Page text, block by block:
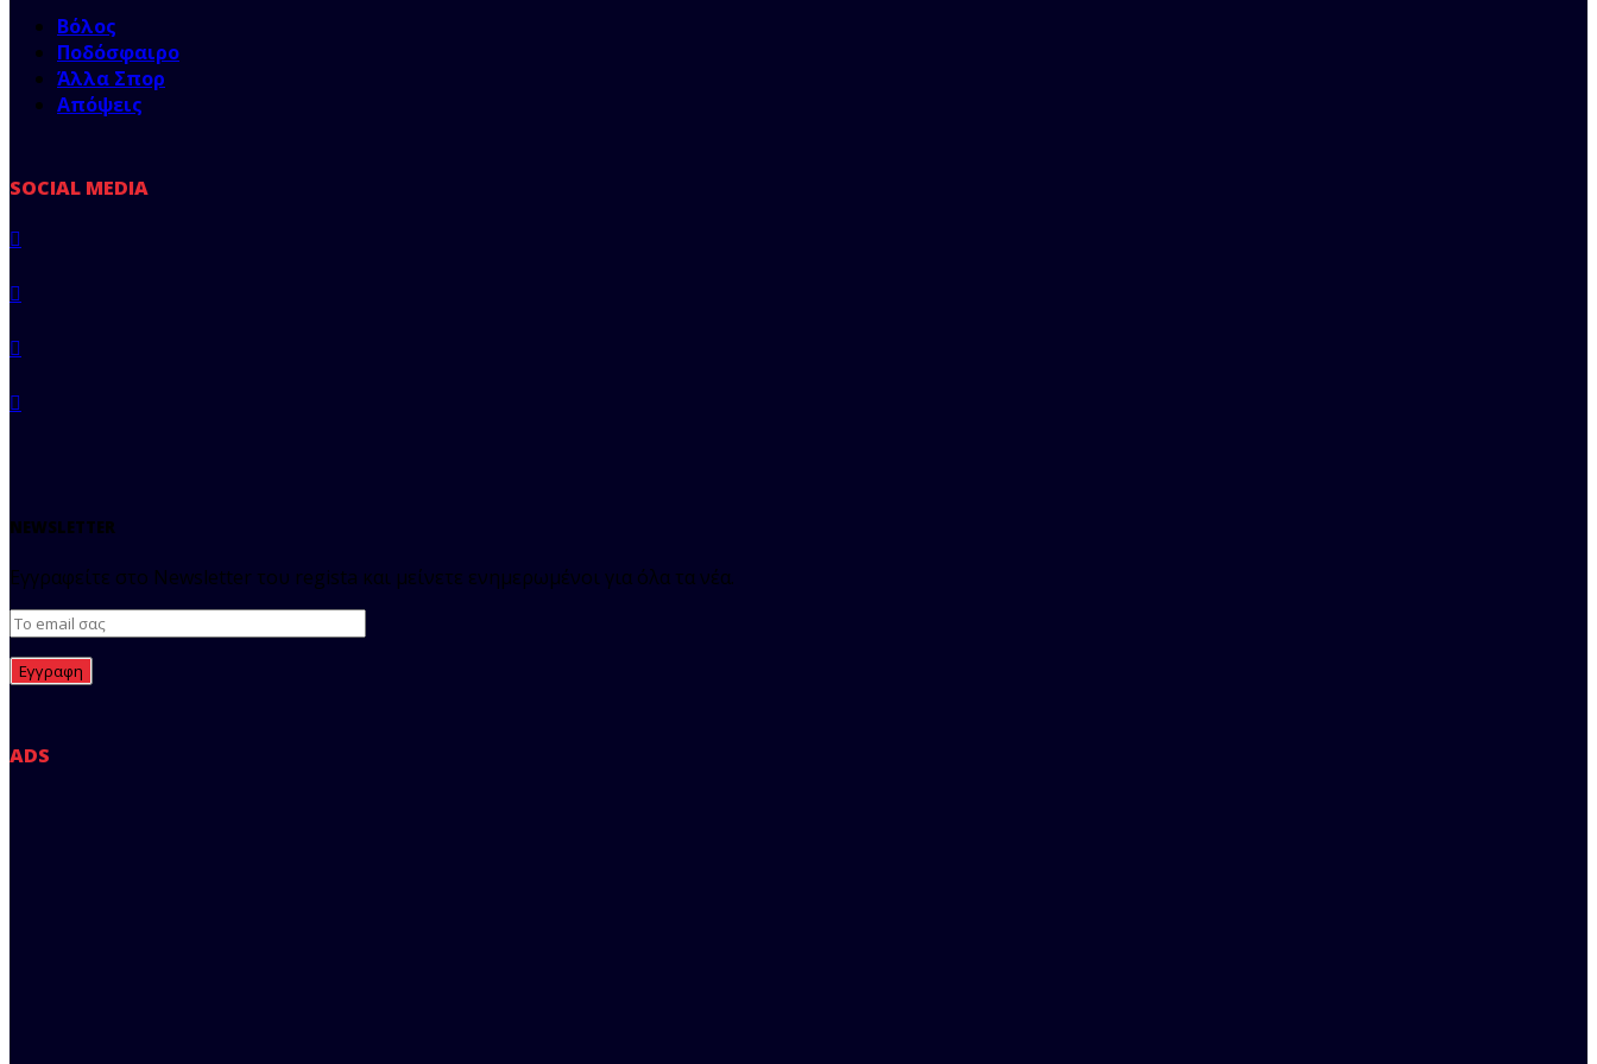
Βόλος
Ποδόσφαιρο
Άλλα Σπορ
Απόψεις
SOCIAL MEDIA
NEWSLETTER
Εγγραφείτε στο Newsletter του regista και μείνετε ενημερωμένοι για όλα τα νέα.
ADS